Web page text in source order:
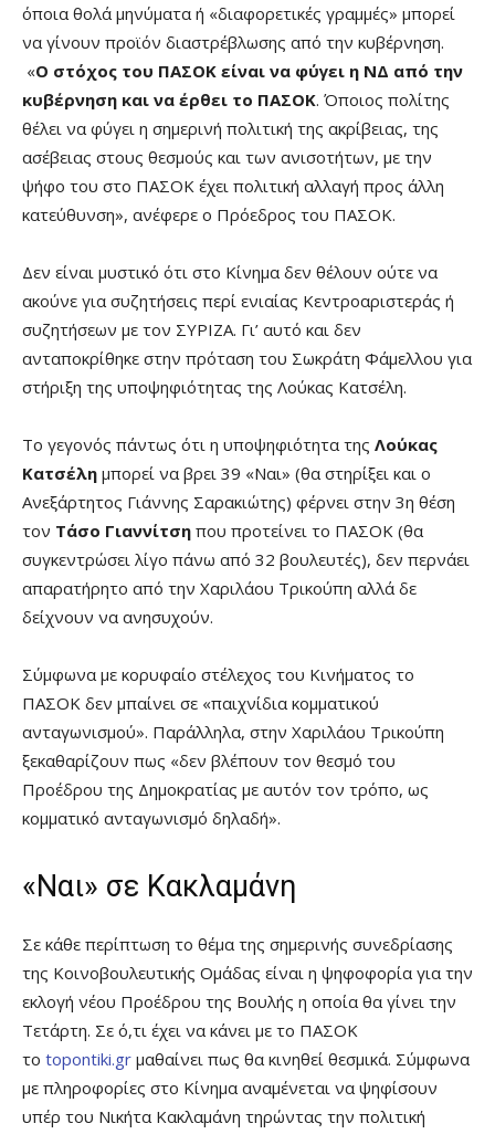
όποια θολά μηνύματα ή «διαφορετικές γραμμές» μπορεί
να γίνουν προϊόν διαστρέβλωσης από την κυβέρνηση.
«Ο στόχος του ΠΑΣΟΚ είναι να φύγει η ΝΔ από την
κυβέρνηση και να έρθει το ΠΑΣΟΚ. Όποιος πολίτης
θέλει να φύγει η σημερινή πολιτική της ακρίβειας, της
ασέβειας στους θεσμούς και των ανισοτήτων, με την
ψήφο του στο ΠΑΣΟΚ έχει πολιτική αλλαγή προς άλλη
κατεύθυνση», ανέφερε ο Πρόεδρος του ΠΑΣΟΚ.
Δεν είναι μυστικό ότι στο Κίνημα δεν θέλουν ούτε να
ακούνε για συζητήσεις περί ενιαίας Κεντροαριστεράς ή
συζητήσεων με τον ΣΥΡΙΖΑ. Γι’ αυτό και δεν
ανταποκρίθηκε στην πρόταση του Σωκράτη Φάμελλου για
στήριξη της υποψηφιότητας της Λούκας Κατσέλη.
Το γεγονός πάντως ότι η υποψηφιότητα της Λούκας
Κατσέλη μπορεί να βρει 39 «Ναι» (θα στηρίξει και ο
Ανεξάρτητος Γιάννης Σαρακιώτης) φέρνει στην 3η θέση
τον Τάσο Γιαννίτση που προτείνει το ΠΑΣΟΚ (θα
συγκεντρώσει λίγο πάνω από 32 βουλευτές), δεν περνάει
απαρατήρητο από την Χαριλάου Τρικούπη αλλά δε
δείχνουν να ανησυχούν.
Σύμφωνα με κορυφαίο στέλεχος του Κινήματος το
ΠΑΣΟΚ δεν μπαίνει σε «παιχνίδια κομματικού
ανταγωνισμού». Παράλληλα, στην Χαριλάου Τρικούπη
ξεκαθαρίζουν πως «δεν βλέπουν τον θεσμό του
Προέδρου της Δημοκρατίας με αυτόν τον τρόπο, ως
κομματικό ανταγωνισμό δηλαδή».
«Ναι» σε Κακλαμάνη
Σε κάθε περίπτωση το θέμα της σημερινής συνεδρίασης
της Κοινοβουλευτικής Ομάδας είναι η ψηφοφορία για την
εκλογή νέου Προέδρου της Βουλής η οποία θα γίνει την
Τετάρτη. Σε ό,τι έχει να κάνει με το ΠΑΣΟΚ
το topontiki.gr μαθαίνει πως θα κινηθεί θεσμικά. Σύμφωνα
με πληροφορίες στο Κίνημα αναμένεται να ψηφίσουν
υπέρ του Νικήτα Κακλαμάνη τηρώντας την πολιτική